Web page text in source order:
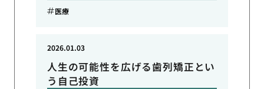
医療
人生の可能性を広げる歯列矯正とい
う自己投資
2026.01.03